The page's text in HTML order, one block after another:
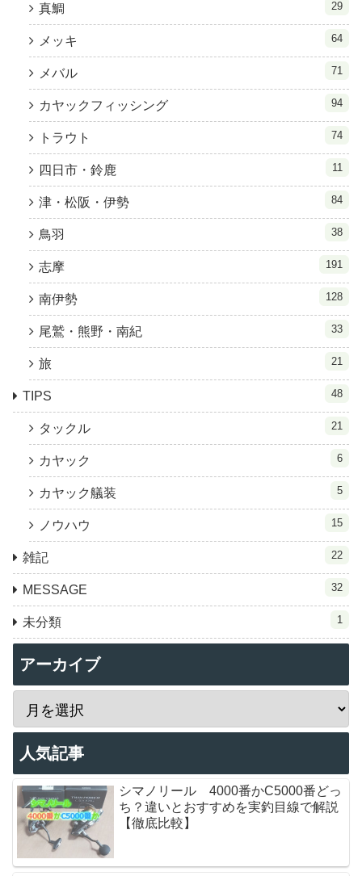
真鯛 29
メッキ 64
メバル 71
カヤックフィッシング 94
トラウト 74
四日市・鈴鹿 11
津・松阪・伊勢 84
鳥羽 38
志摩 191
南伊勢 128
尾鷲・熊野・南紀 33
旅 21
TIPS 48
タックル 21
カヤック 6
カヤック艤装 5
ノウハウ 15
雑記 22
MESSAGE 32
未分類 1
アーカイブ
人気記事
シマノリール 4000番かC5000番どっ
ち？違いとおすすめを実釣目線で解説
【徹底比較】